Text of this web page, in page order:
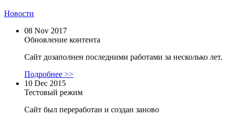
Новости
08 Nov 2017
Обновление контента
Сайт дозаполнен последними работами за несколько лет.
Подробнее >>
10 Dec 2015
Тестовый режим
Сайт был переработан и создан заново